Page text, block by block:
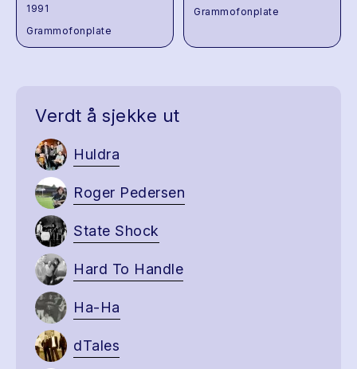
1991
Grammofonplate
Grammofonplate
Verdt å sjekke ut
Huldra
Roger Pedersen
State Shock
Hard To Handle
Ha-Ha
dTales